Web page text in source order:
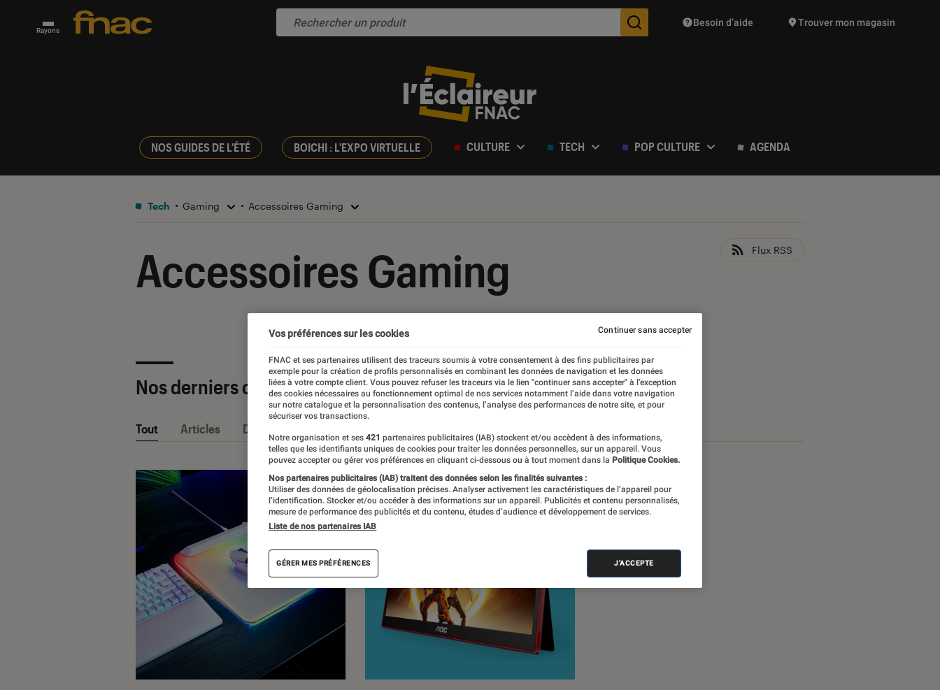
Rayons Des suggestions de produits vont vous être proposées
Besoin d’aide Trouver mon magasin
NOS GUIDES DE L'ÉTÉ BOICHI : L'EXPO VIRTUELLE CULTURE TECH POP CULTURE AGENDA
Tech Gaming Accessoires Gaming
Accessoires Gaming Flux RSS
Nos derniers contenus
Tout Articles Dossiers
Vos préférences sur les cookies
FNAC et ses partenaires utilisent des traceurs soumis à votre consentement à des fins publicitaires par
exemple pour la création de profils personnalisés en combinant les données de navigation et les données
liées à votre compte client. Vous pouvez refuser les traceurs via le lien "continuer sans accepter" à l’exception
des cookies nécessaires au fonctionnement optimal de nos services notamment l’aide dans votre navigation
sur notre catalogue et la personnalisation des contenus, l’analyse des performances de notre site, et pour
sécuriser vos transactions.
Notre organisation et ses 421 partenaires publicitaires (IAB) stockent et/ou accèdent à des informations,
telles que les identifiants uniques de cookies pour traiter les données personnelles, sur un appareil. Vous
pouvez accepter ou gérer vos préférences en cliquant ci-dessous ou à tout moment dans la Politique Cookies.
Nos partenaires publicitaires (IAB) traitent des données selon les finalités suivantes :
Utiliser des données de géolocalisation précises. Analyser activement les caractéristiques de l’appareil pour
l’identification. Stocker et/ou accéder à des informations sur un appareil. Publicités et contenu personnalisés,
mesure de performance des publicités et du contenu, études d’audience et développement de services.
Liste de nos partenaires IAB
GÉRER MES PRÉFÉRENCES J'ACCEPTE
Continuer sans accepter